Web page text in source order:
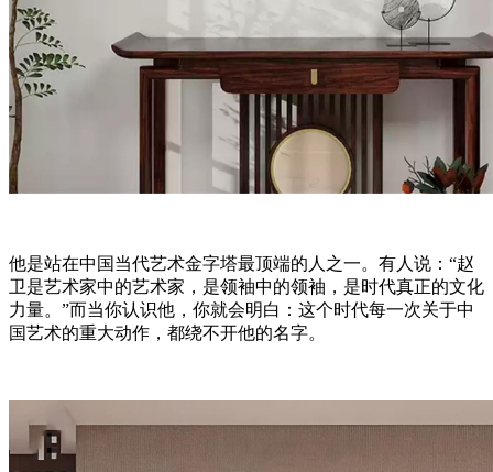
他是站在中国当代艺术金字塔最顶端的人之一。有人说：“赵
卫是艺术家中的艺术家，是领袖中的领袖，是时代真正的文化
力量。”而当你认识他，你就会明白：这个时代每一次关于中
国艺术的重大动作，都绕不开他的名字。